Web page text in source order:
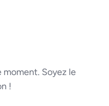
Soyez le
!